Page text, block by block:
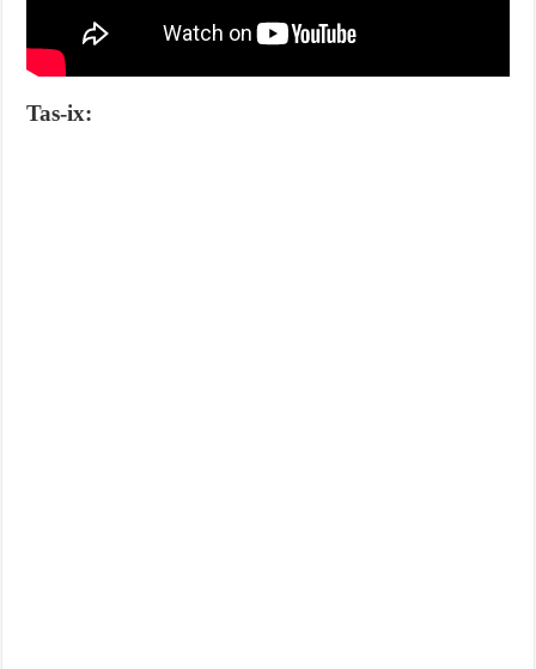
Tas-ix: